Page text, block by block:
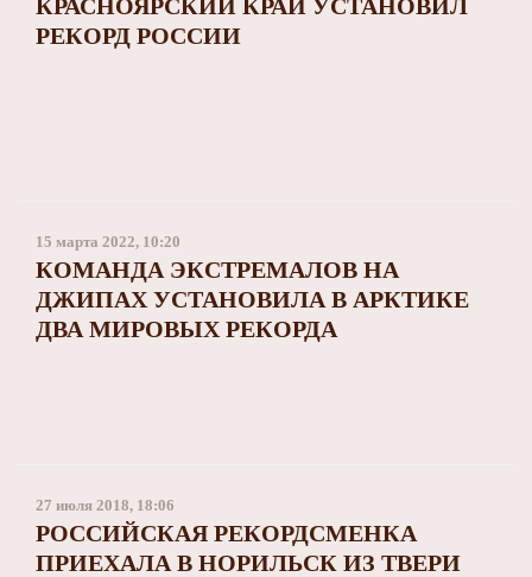
КРАСНОЯРСКИЙ КРАЙ УСТАНОВИЛ
РЕКОРД РОССИИ
15 марта 2022, 10:20
КОМАНДА ЭКСТРЕМАЛОВ НА
ДЖИПАХ УСТАНОВИЛА В АРКТИКЕ
ДВА МИРОВЫХ РЕКОРДА
27 июля 2018, 18:06
РОССИЙСКАЯ РЕКОРДСМЕНКА
ПРИЕХАЛА В НОРИЛЬСК ИЗ ТВЕРИ